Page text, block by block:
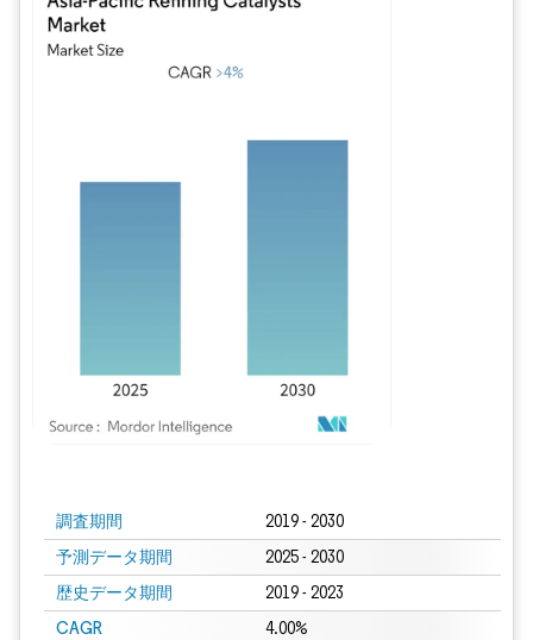
調査期間 2019 - 2030
予測データ期間 2025 - 2030
歴史データ期間 2019 - 2023
CAGR 4.00%